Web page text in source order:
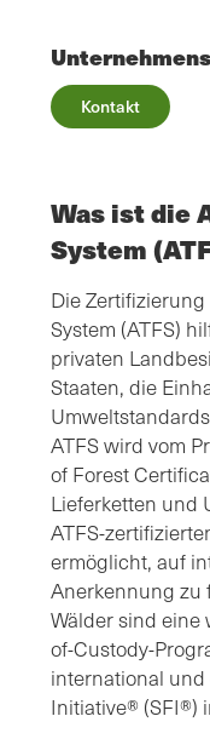
Kontakt
Was ist die
System
Die
System (ATFS)
privaten
Staaten, die
ATFS wird vom
of Forest
Lieferketten und
ATFS-
ermöglicht, auf
Anerkennung zu
Wälder sind
of-Custody-
international
Initiative® (SFI®)